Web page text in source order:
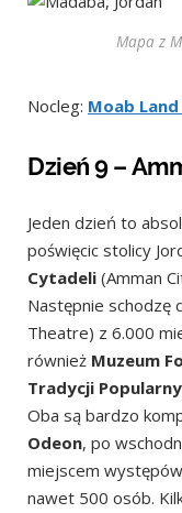
Mapa z
Nocleg: Moab
Dzień 9 –
Jeden dzień to
poświęcic stolicy
Cytadeli (Amman
Następnie schodzę
Theatre) z 6.000
również Muzeum
Tradycji
Oba są bardzo
Odeon, po
miejscem
nawet 500 osób.